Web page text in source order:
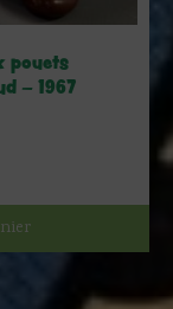
pouets
– 1967